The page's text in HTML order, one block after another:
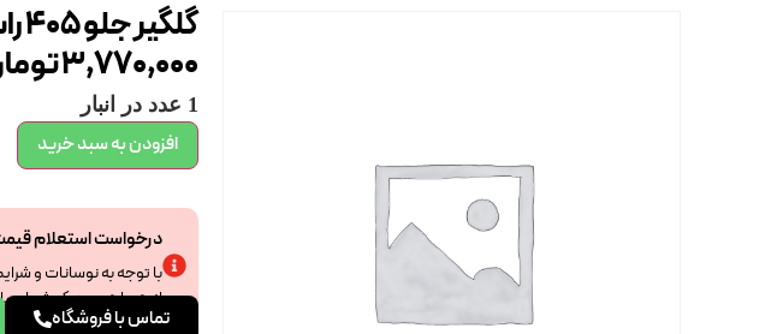
گلگیر جلو 405 راست بدون راهنما همگام
3,770,000
1 عدد در انبار
افزودن به سبد خرید
درخواست استعلام
با توجه به نوسانات و
از همراهی و درک شما
تماس با فروشگاه